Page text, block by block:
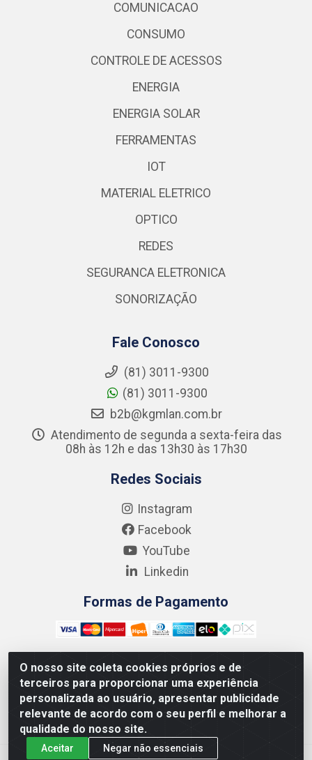
O nosso site coleta cookies próprios e de
terceiros para proporcionar uma experiência
personalizada ao usuário, apresentar publicidade
relevante de acordo com o seu perfil e melhorar a
qualidade do nosso site.
Aceitar Negar não essenciais
COMUNICACAO
CONSUMO
CONTROLE DE ACESSOS
ENERGIA
ENERGIA SOLAR
FERRAMENTAS
IOT
MATERIAL ELETRICO
OPTICO
REDES
SEGURANCA ELETRONICA
SONORIZAÇÃO
Fale Conosco
(81) 3011-9300
(81) 3011-9300
b2b@kgmlan.com.br
Atendimento de segunda a sexta-feira das
08h às 12h e das 13h30 às 17h30
Redes Sociais
Instagram
Facebook
YouTube
Linkedin
Formas de Pagamento
Kgmlan Distribuidora LTDA - CNPJ 18.217.682/0001-54 -
Rua Pedro de Barros Cavalcante, 58 - Bultrins, Olinda/PE
- CEP 53320-110